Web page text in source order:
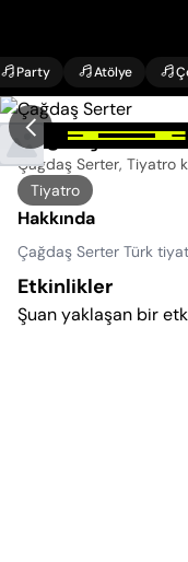
Party Atölye
Çağdaş Serter
Çağdaş Serter, Tiyatro
Tiyatro
Hakkında
Çağdaş Serter Türk
Etkinlikler
Şuan yaklaşan bir